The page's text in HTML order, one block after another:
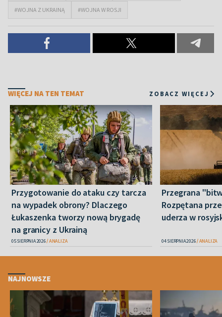
#WOJNA Z UKRAINĄ #WOJNA W ROSJI
WIĘCEJ NA TEN TEMAT ZOBACZ WIĘCEJ
Przygotowanie do ataku czy tarcza
na wypadek obrony? Dlaczego
Łukaszenka tworzy nową brygadę
na granicy z Ukrainą
05 SIERPNIA 2026 ANALIZA
Przegrana
Rozpętana
uderza w
04 SIERPNIA 2026 ANALIZA
NAJNOWSZE